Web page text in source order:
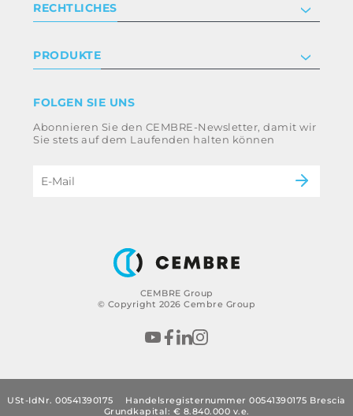
CEMBRE Group
© Copyright 2026 Cembre Group
Zertifizierung
Arbeite mit uns
RECHTLICHES
Geschäftsbedingungen
Whistleblowing
Ethikkodex und Antikorruptionsrichtlinie der
Gruppe
PRODUKTE
Energie
B2B Disclaimer
FOLGEN SIE UNS
Abonnieren Sie den CEMBRE-Newsletter, damit wir
Sie stets auf dem Laufenden halten können
USt-IdNr. 00541390175
Handelsregisternummer 00541390175 Brescia
Grundkapital: € 8.840.000 v.e.